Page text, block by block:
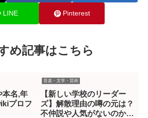
LINE Pinterest
め記事はこちら
本名,年
プロフ
音楽・文学・芸術
【新しい学校のリーダー
ズ】解散理由の噂の元は？
不仲説や人気がないのか調